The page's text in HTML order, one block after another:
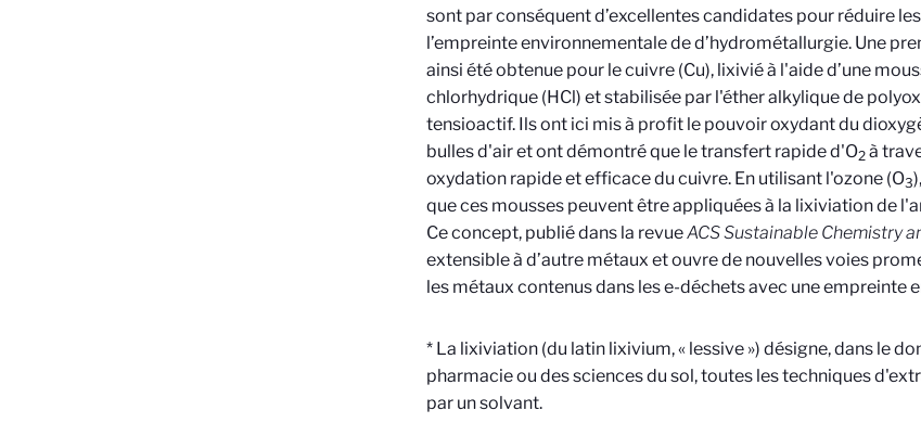
sont par conséquent d’excellentes candidates pour réduire
l’empreinte environnementale de d’hydrométallurgie. Une
ainsi été obtenue pour le cuivre (Cu), lixivié à l'aide d’une
chlorhydrique (HCl) et stabilisée par l'éther alkylique de
tensioactif. Ils ont ici mis à profit le pouvoir oxydant du
bulles d'air et ont démontré que le transfert rapide d'O2à
oxydation rapide et efficace du cuivre. En utilisant l'ozone (O3
que ces mousses peuvent être appliquées à la lixiviation de
Ce concept, publié dans la revueACS Sustainable Chemistry
extensible à d’autre métaux et ouvre de nouvelles voies
les métaux contenus dans les e-déchets avec une empreinte
* La lixiviation (du latin lixivium, « lessive ») désigne, dans le
pharmacie ou des sciences du sol, toutes les techniques
par un solvant.